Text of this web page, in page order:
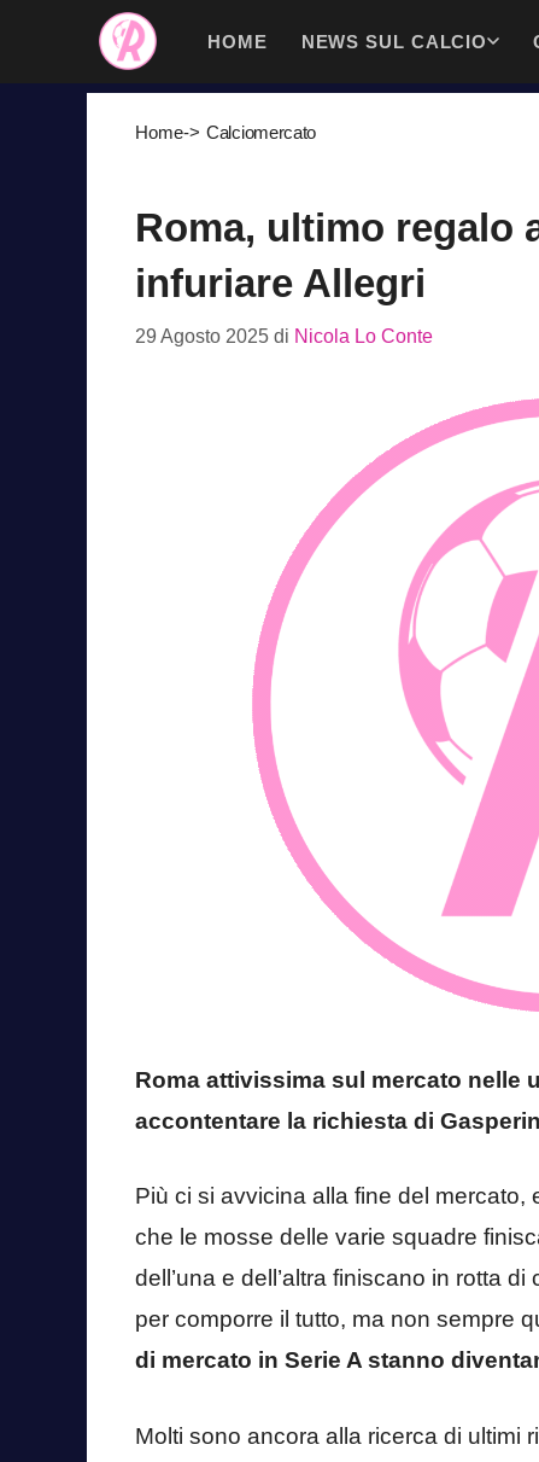
contenuto
HOME NEWS SUL CALCIO
Home-> Calciomercato
Roma, ultimo regalo
infuriare Allegri
29 Agosto 2025 di Nicola Lo Conte
Roma attivissima sul mercato nelle
accontentare la richiesta di
Più ci si avvicina alla fine del
che le mosse delle varie squadre
dell’una e dell’altra finiscano in rotta
per comporre il tutto, ma non sempre
di mercato in Serie A stanno
Molti sono ancora alla ricerca di ultimi